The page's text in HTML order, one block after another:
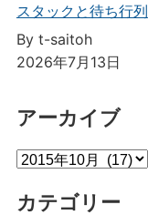
スタックと待ち行列
By t-saitoh
2026年7月13日
アーカイブ
ア
カ
カテゴリー